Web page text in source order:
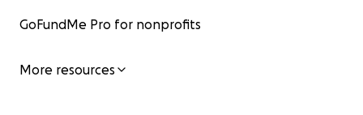
GoFundMe Pro for nonprofits
More resources